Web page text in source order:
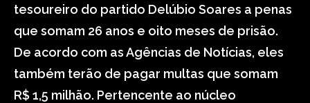
tesoureiro do partido Delúbio Soares a penas
que somam 26 anos e oito meses de prisão.
De acordo com as Agências de Notícias, eles
também terão de pagar multas que somam
R$ 1,5 milhão. Pertencente ao núcleo